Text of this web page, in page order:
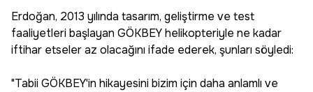
Erdoğan, 2013 yılında tasarım, geliştirme ve test
faaliyetleri başlayan GÖKBEY helikopteriyle ne kadar
iftihar etseler az olacağını ifade ederek, şunları söyledi:
"Tabii GÖKBEY'in hikayesini bizim için daha anlamlı ve